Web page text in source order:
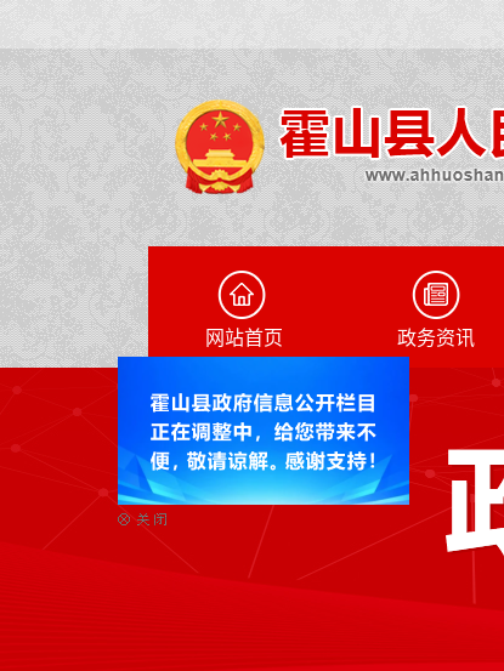
网站首页 政务资讯